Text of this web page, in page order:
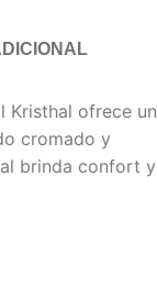
Kristhal ofrece un
cromado y
brinda confort y